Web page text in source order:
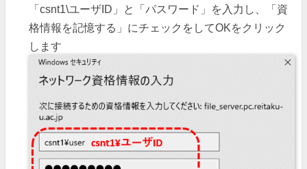
「csnt1\ユーザID」と「パスワード」を入力し、「資
格情報を記憶する」にチェックをしてOKをクリック
します